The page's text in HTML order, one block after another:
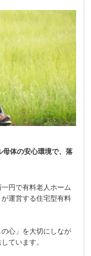
体の安心環境で、落
円で有料老人ホーム
運営する住宅型有料
心」を大切にしなが
ています。